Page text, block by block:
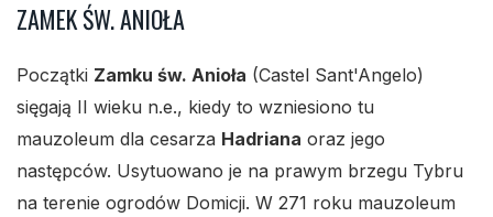
ZAMEK ŚW. ANIOŁA
Początki Zamku św. Anioła (Castel Sant'Angelo)
sięgają II wieku n.e., kiedy to wzniesiono tu
mauzoleum dla cesarza Hadriana oraz jego
następców. Usytuowano je na prawym brzegu Tybru
na terenie ogrodów Domicji. W 271 roku mauzoleum